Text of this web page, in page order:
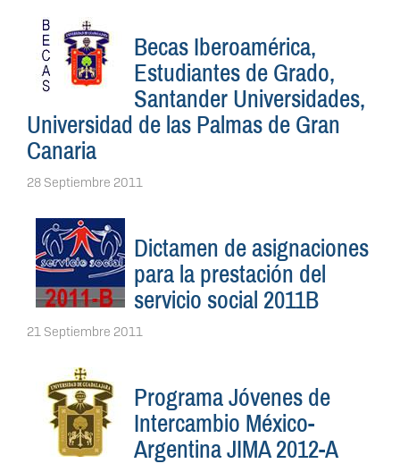
Becas Iberoamérica,
Estudiantes de Grado,
Santander Universidades,
Universidad de las Palmas de Gran
Canaria
28 Septiembre 2011
Dictamen de asignaciones
para la prestación del
servicio social 2011B
21 Septiembre 2011
Programa Jóvenes de
Intercambio México-
Argentina JIMA 2012-A